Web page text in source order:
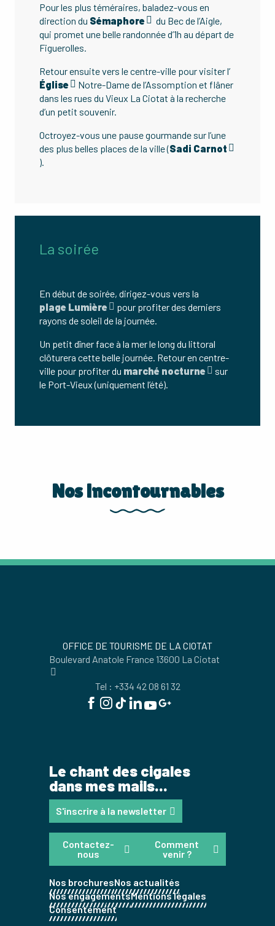
Pour les plus téméraires, baladez-vous en
direction du Sémaphore
du Bec de l’Aigle,
qui promet une belle randonnée d’1h au départ de
Figuerolles.
Retour ensuite vers le centre-ville pour visiter l’
Église
Notre-Dame de l’Assomption et flâner
dans les rues du Vieux La Ciotat à la recherche
d’un petit souvenir.
Octroyez-vous une pause gourmande sur l’une
des plus belles places de la ville (Sadi Carnot
).
La soirée
En début de soirée, dirigez-vous vers la
plage Lumière
pour profiter des derniers
rayons de soleil de la journée.
Un petit dîner face à la mer le long du littoral
clôturera cette belle journée. Retour en centre-
ville pour profiter du marché nocturne
sur
le Port-Vieux (uniquement l’été).
Nos incontournables
OFFICE DE TOURISME DE LA CIOTAT
Boulevard Anatole France 13600 La Ciotat
Tel : +334 42 08 61 32
Le chant des cigales
dans mes mails...
S'inscrire à la newsletter
Contactez-
nous
Comment
venir ?
Nos brochuresNos actualités
Nos engagementsMentions légales
Consentement